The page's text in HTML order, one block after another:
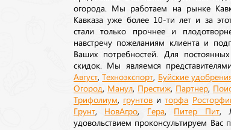
огорода. Мы работаем на рынке
Кавказа уже более 10-ти лет и за
стали только прочнее и
навстречу пожеланиям клиента и
Ваших потребностей. Для
скидок. Мы являемся
Август ,Техноэкспорт Буйские
Огород Манул Престиж Партнер
Трифолиум грунтов иторфа
Грунт НовАгро Гера, Питер Пит,
удовольствием проконсультируем Вас